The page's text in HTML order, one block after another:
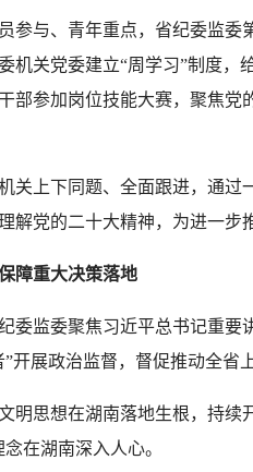
参与、青年重点，省纪委监委
机关党委建立“周学习”制度
部参加岗位技能大赛，聚焦
关上下同题、全面跟进，通过
解党的二十大精神，为进一
障重大决策落地
委监委聚焦习近平总书记重要
开展政治监督，督促推动全
思想在湖南落地生根，持续
在湖南深入人心。